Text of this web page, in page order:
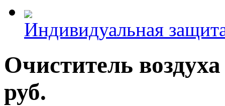
Индивидуальная
Очиститель
руб.